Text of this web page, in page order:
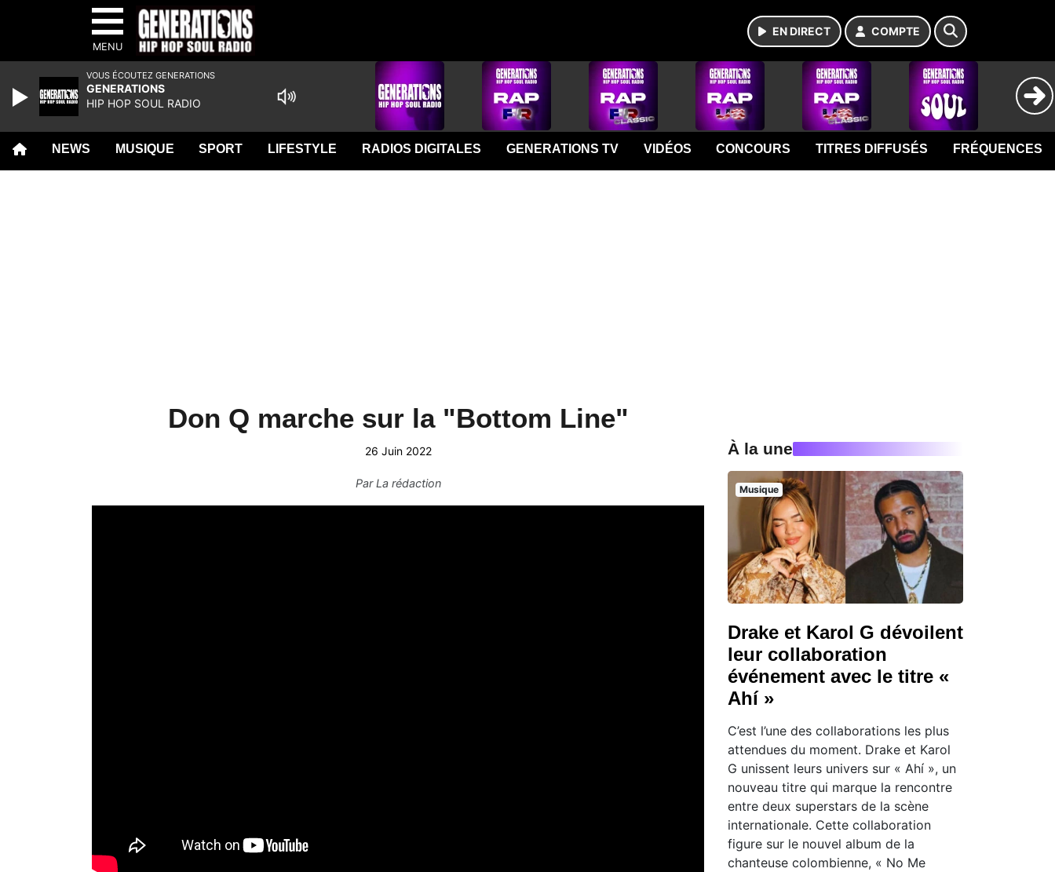
MENU
EN DIRECT COMPTE
NEWS MUSIQUE SPORT LIFESTYLE RADIOS DIGITALES GENERATIONS TV VIDÉOS CONCOURS TITRES DIFFUSÉS FRÉQUENCES
Don Q marche sur la "Bottom Line"
26 Juin 2022
ParLa rédaction
À la une
Musique
Drake et Karol G dévoilent
leur collaboration
événement avec le titre «
Ahí »
C’est l’une des collaborations les plus
attendues du moment. Drake et Karol
G unissent leurs univers sur « Ahí », un
nouveau titre qui marque la rencontre
entre deux superstars de la scène
internationale. Cette collaboration
figure sur le nouvel album de la
chanteuse colombienne, « No Me
VOUS ÉCOUTEZ GENERATIONS
GENERATIONS
HIP HOP SOUL RADIO